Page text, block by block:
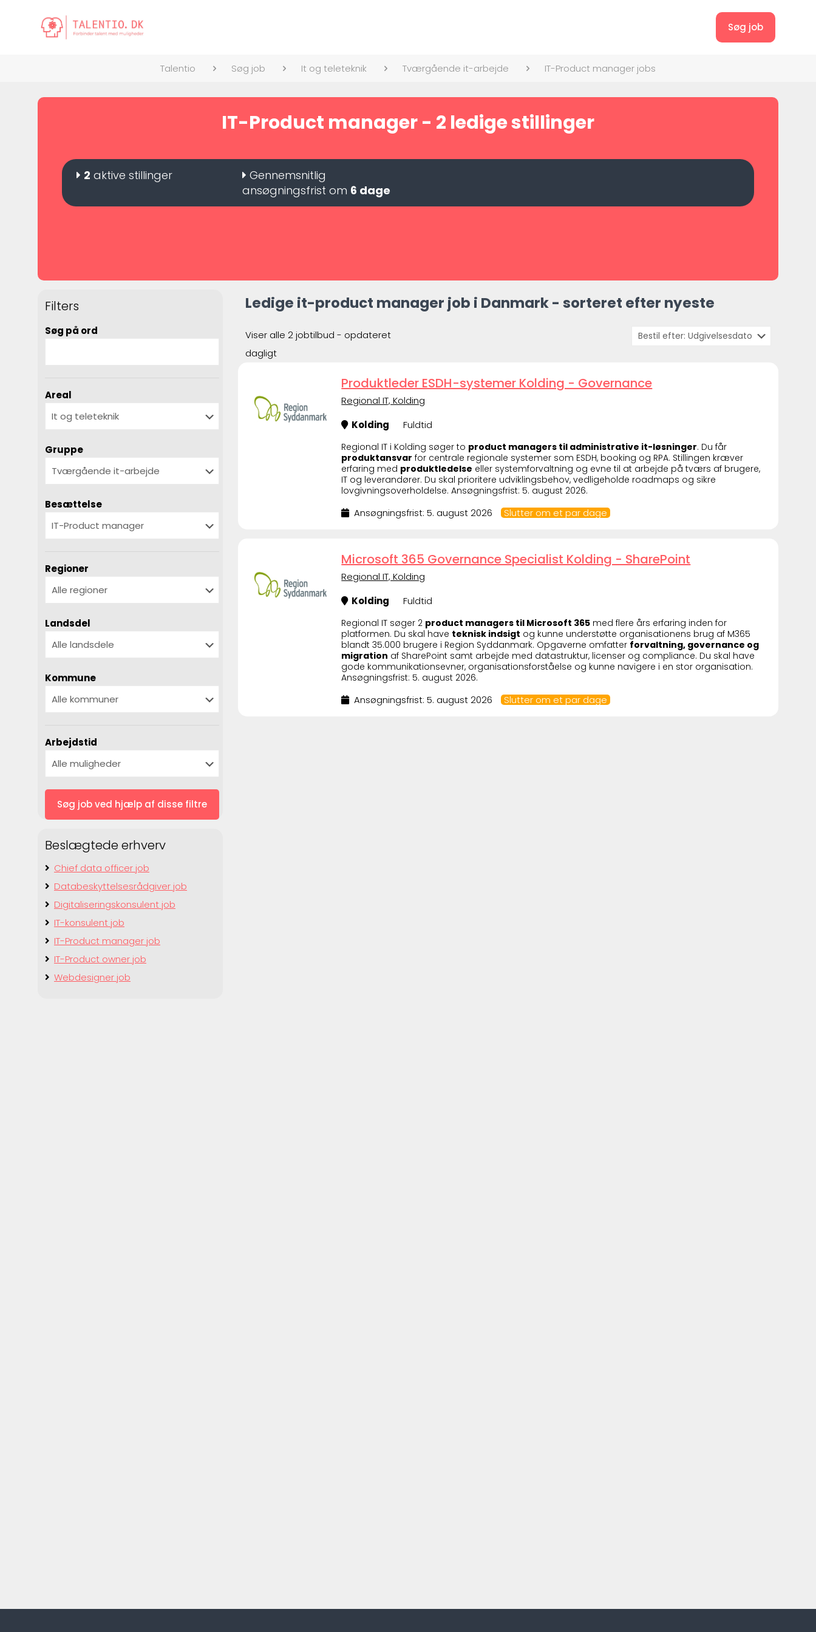
Søg job
Talentio Søg job It og teleteknik Tværgående it-arbejde IT-Product manager jobs
IT-Product manager - 2 ledige stillinger
2 aktive stillinger
Gennemsnitlig
ansøgningsfrist om 6 dage
Filters
Søg på ord
Areal
Gruppe
Besættelse
Regioner
Landsdel
Kommune
Arbejdstid
Beslægtede erhverv
Chief data officer job
Databeskyttelsesrådgiver job
Digitaliseringskonsulent job
IT-konsulent job
IT-Product manager job
IT-Product owner job
Webdesigner job
Ledige it-product manager job i Danmark - sorteret efter nyeste
Viser alle 2 jobtilbud - opdateret
dagligt
Produktleder ESDH-systemer Kolding - Governance
Regional IT, Kolding
Kolding
Fuldtid
Regional IT i Kolding søger to product managers til administrative it-løsninger. Du får
produktansvar for centrale regionale systemer som ESDH, booking og RPA. Stillingen kræver
erfaring med produktledelse eller systemforvaltning og evne til at arbejde på tværs af brugere,
IT og leverandører. Du skal prioritere udviklingsbehov, vedligeholde roadmaps og sikre
lovgivningsoverholdelse. Ansøgningsfrist: 5. august 2026.
Ansøgningsfrist: 5. august 2026 Slutter om et par dage
Microsoft 365 Governance Specialist Kolding - SharePoint
Regional IT, Kolding
Kolding
Fuldtid
Regional IT søger 2 product managers til Microsoft 365 med flere års erfaring inden for
platformen. Du skal have teknisk indsigt og kunne understøtte organisationens brug af M365
blandt 35.000 brugere i Region Syddanmark. Opgaverne omfatter forvaltning, governance og
migration af SharePoint samt arbejde med datastruktur, licenser og compliance. Du skal have
gode kommunikationsevner, organisationsforståelse og kunne navigere i en stor organisation.
Ansøgningsfrist: 5. august 2026.
Ansøgningsfrist: 5. august 2026 Slutter om et par dage